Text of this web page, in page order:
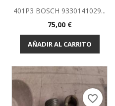
401P3 BOSCH 9330141029...
Precio
75,00 €
AÑADIR AL CARRITO
favorite_border